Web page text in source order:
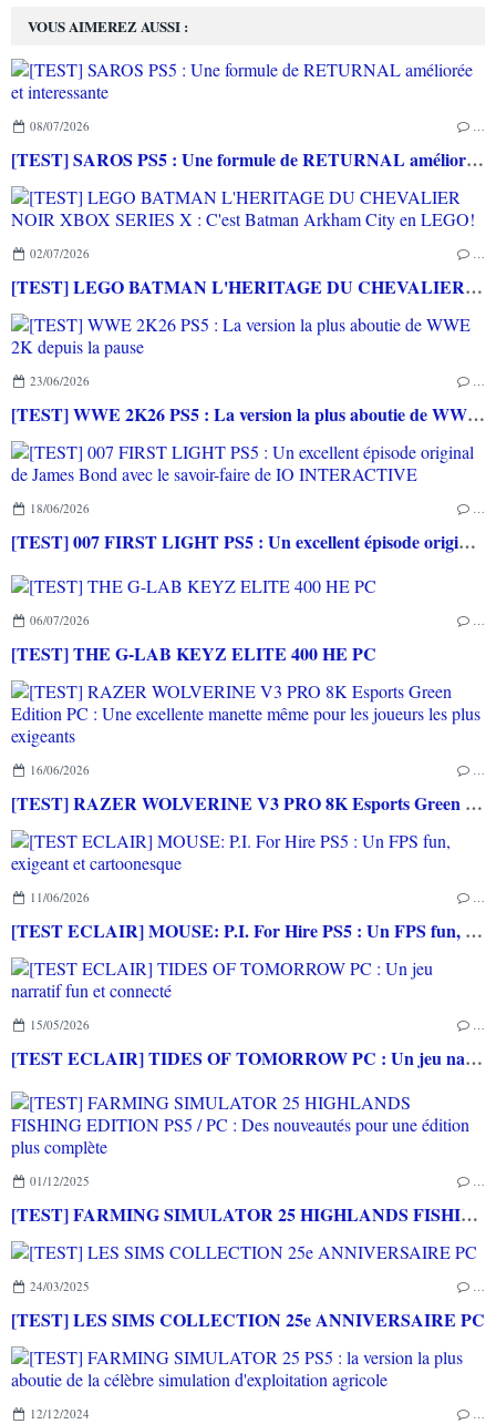
VOUS AIMEREZ AUSSI :
08/07/2026
[TEST] SAROS PS5 : Une formule de RETURNAL améliorée et interessante
02/07/2026
[TEST] LEGO BATMAN L'HERITAGE DU CHEVALIER NOIR XBOX SERIES X : C'est Batman Arkham City en LEGO!
23/06/2026
[TEST] WWE 2K26 PS5 : La version la plus aboutie de WWE 2K depuis la pause
18/06/2026
[TEST] 007 FIRST LIGHT PS5 : Un excellent épisode original de James Bond avec le savoir-faire de IO INTERACTIVE
06/07/2026
[TEST] THE G-LAB KEYZ ELITE 400 HE PC
16/06/2026
[TEST] RAZER WOLVERINE V3 PRO 8K Esports Green Edition PC : Une excellente manette même pour les joueurs les plus exigeants
11/06/2026
[TEST ECLAIR] MOUSE: P.I. For Hire PS5 : Un FPS fun, exigeant et cartoonesque
15/05/2026
[TEST ECLAIR] TIDES OF TOMORROW PC : Un jeu narratif fun et connecté
01/12/2025
[TEST] FARMING SIMULATOR 25 HIGHLANDS FISHING EDITION PS5 / PC : Des nouveautés pour une édition plus complète
24/03/2025
[TEST] LES SIMS COLLECTION 25e ANNIVERSAIRE PC
12/12/2024